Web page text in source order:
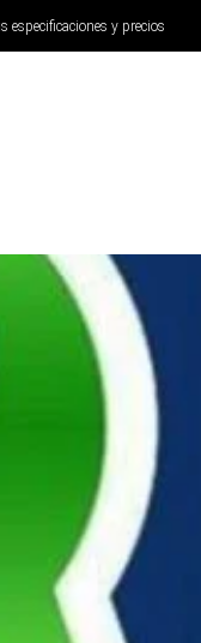
especificaciones y precios